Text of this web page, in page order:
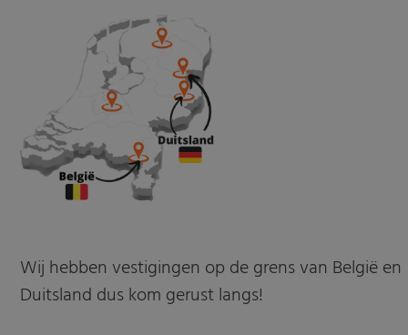
Wij hebben vestigingen op de grens van België en
Duitsland dus kom gerust langs!